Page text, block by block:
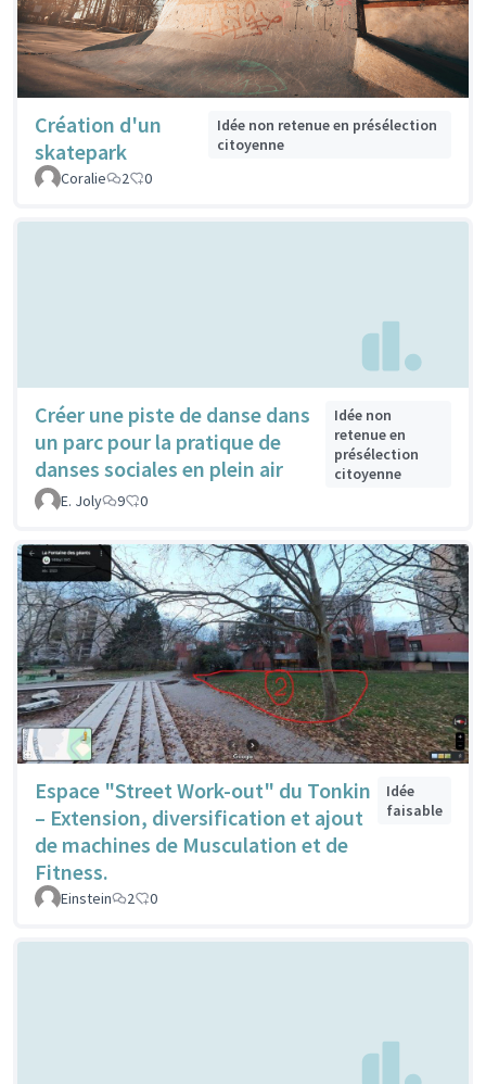
Création d'un
skatepark
Idée non retenue en présélection
citoyenne
Coralie
2 0
Créer une piste de danse dans
un parc pour la pratique de
danses sociales en plein air
Idée non
retenue en
présélection
citoyenne
E. Joly
9 0
Espace "Street Work-out" du Tonkin
– Extension, diversification et ajout
de machines de Musculation et de
Fitness.
Idée
faisable
Einstein 2 0